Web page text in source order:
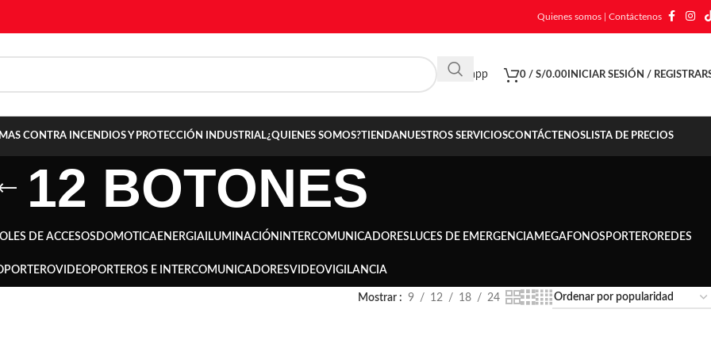
Quienes somos Contáctenos
Whatsapp 0 / S/0.00 INICIAR SESIÓN /
CONTRA INCENDIOS Y PROTECCIÓN INDUSTRIAL¿QUIENES SOMOS?TIENDANUESTROS SERVICIOSCONTÁCTENOSLISTA DE PRECIOS
12 BOTONES
DE ACCESOS DOMOTICA ENERGIA ILUMINACIÓN INTERCOMUNICADORES LUCES DE EMERGENCIA MEGAFONOS PORTEROREDES
VIDEOPORTEROS E INTERCOMUNICADORESVIDEOVIGILANCIA
Mostrar 9 12 18 24